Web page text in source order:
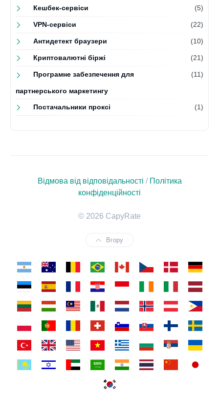
Кешбек-сервіси (5)
VPN-сервіси (22)
Антидетект браузери (10)
Криптовалютні біржі (21)
Програмне забезпечення для
партнерського маркетингу
(11)
Постачальники проксі (1)
Відмова від відповідальності / Політика
конфіденційності
© 2026 CapyRate
Вгору